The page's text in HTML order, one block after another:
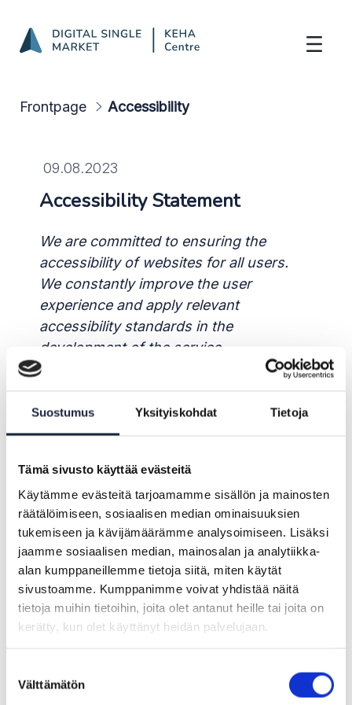
Suostumus Yksityiskohdat Tietoja
Tämä sivusto käyttää evästeitä
Käytämme evästeitä tarjoamamme sisällön ja mainosten
räätälöimiseen, sosiaalisen median ominaisuuksien
tukemiseen ja kävijämäärämme analysoimiseen. Lisäksi
jaamme sosiaalisen median, mainosalan ja analytiikka-
alan kumppaneillemme tietoja siitä, miten käytät
sivustoamme. Kumppanimme voivat yhdistää näitä
tietoja muihin tietoihin, joita olet antanut heille tai joita on
kerätty, kun olet käyttänyt heidän palvelujaan.
valinta
Välttämätön
Frontpage Accessibility
09.08.2023
Accessibility Statement
We are committed to ensuring the
accessibility of websites for all users.
We constantly improve the user
experience and apply relevant
accessibility standards in the
development of the service.
Accessibility status
The website partially complies with the
requirements of WCAG 2.1 AA level. Some
of the content is not yet fully compliant
with the requirements.
Inaccessible content
accessibility of the website are known: